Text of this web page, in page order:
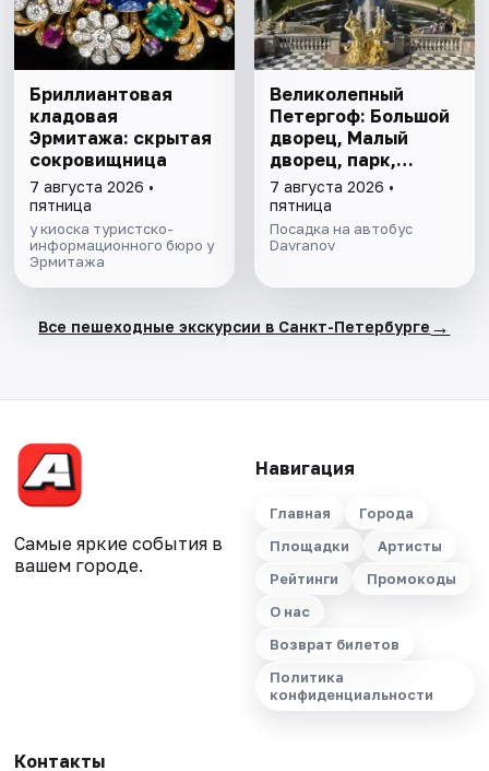
Бриллиантовая
кладовая
Эрмитажа: скрытая
сокровищница
7 августа 2026 •
пятница
у киоска туристско-
информационного бюро у
Эрмитажа
Великолепный
Петергоф: Большой
дворец, Малый
дворец, парк,
фонтаны
7 августа 2026 •
пятница
Посадка на автобус
Davranov
Все пешеходные экскурсии в Санкт-Петербурге →
Самые яркие события в
вашем городе.
Навигация
Главная
Города
Площадки
Артисты
Рейтинги
Промокоды
О нас
Возврат билетов
Политика
конфиденциальности
Контакты